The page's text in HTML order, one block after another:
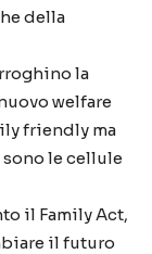
della
la
welfare
friendly ma
le cellule
il Family Act,
il futuro